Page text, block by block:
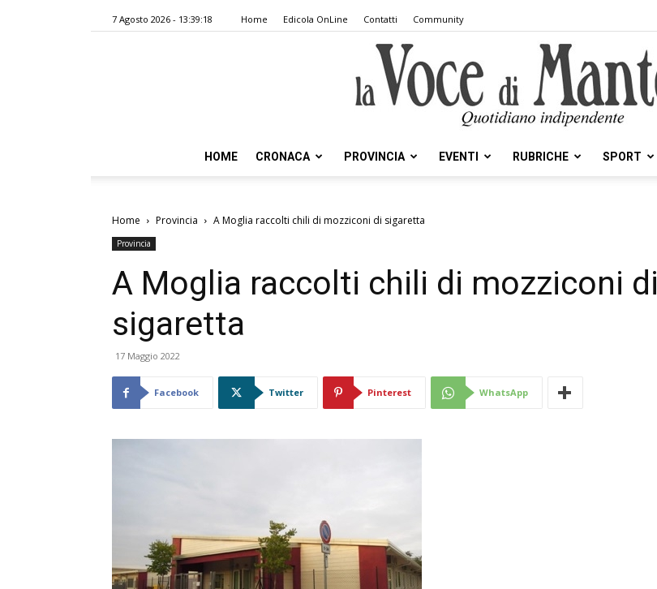
7 Agosto 2026 - 13:39:18 Home Edicola OnLine Contatti Community
Voce
HOME CRONACA PROVINCIA EVENTI RUBRICHE SPORT
Home Provincia A Moglia raccolti chili di mozziconi di sigaretta
Provincia
A Moglia raccolti chili di mozziconi di
sigaretta
17 Maggio 2022
Facebook Twitter Pinterest WhatsApp